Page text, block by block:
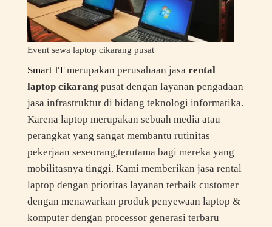
Event sewa laptop cikarang pusat
Smart ITmerupakan perusahaan jasa rental
laptop cikarang pusat dengan layanan pengadaan
jasa infrastruktur di bidang teknologi informatika.
Karena laptop merupakan sebuah media atau
perangkat yang sangat membantu rutinitas
pekerjaan seseorang,terutama bagi mereka yang
mobilitasnya tinggi. Kami memberikan jasa rental
laptop dengan prioritas layanan terbaik customer
dengan menawarkan produk penyewaan laptop &
komputer dengan processor generasi terbaru